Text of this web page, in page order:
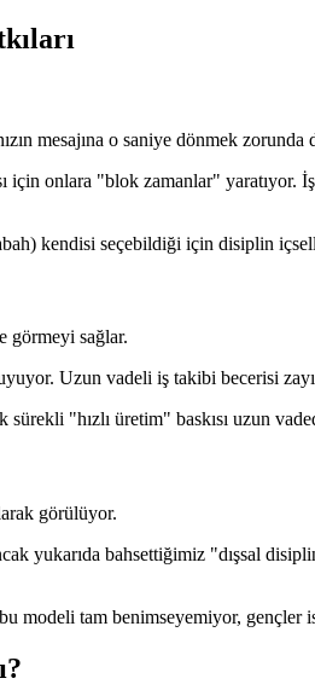
mesajına o saniye dönmek zorunda
onlara "blok zamanlar" yaratıyor. İş
kendisi seçebildiği için disiplin
görmeyi sağlar.
Uzun vadeli iş takibi becerisi
"hızlı üretim" baskısı uzun
görülüyor.
yukarıda bahsettiğimiz "dışsal
modeli tam benimseyemiyor,